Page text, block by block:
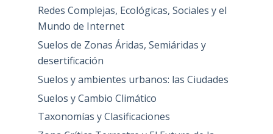
Redes Complejas, Ecológicas, Sociales y el
Mundo de Internet
Suelos de Zonas Áridas, Semiáridas y
desertificación
Suelos y ambientes urbanos: las Ciudades
Suelos y Cambio Climático
Taxonomías y Clasificaciones